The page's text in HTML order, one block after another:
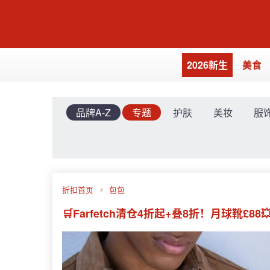
2026新生 美食
品牌A-Z 专题 护肤 美妆 服
折扣首页 包包
🛒Farfetch清仓4折起+叠8折！月球靴